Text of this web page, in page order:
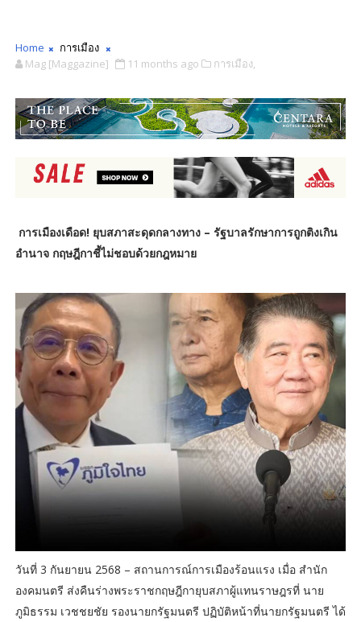
Home
การเมือง
Mag [Maggazine]
11 months ago การเมือง,
การเมืองเดือด! ยุบสภาสะดุดกลางทาง – รัฐบาลรักษาการถูกติงเกิน
อำนาจ กฤษฎีกาชี้ไม่ชอบด้วยกฎหมาย
วันที่ 3 กันยายน 2568 – สถานการณ์การเมืองร้อนแรง เมื่อ สำนัก
องคมนตรี ส่งคืนร่างพระราชกฤษฎีกายุบสภาผู้แทนราษฎรที่ นาย
ภูมิธรรม เวชชยชัย รองนายกรัฐมนตรี ปฏิบัติหน้าที่นายกรัฐมนตรี ได้